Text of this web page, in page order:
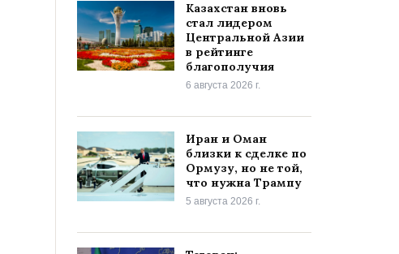
Казахстан вновь
стал лидером
Центральной Азии
в рейтинге
благополучия
6 августа 2026 г.
Иран и Оман
близки к сделке по
Ормузу, но не той,
что нужна Трампу
5 августа 2026 г.